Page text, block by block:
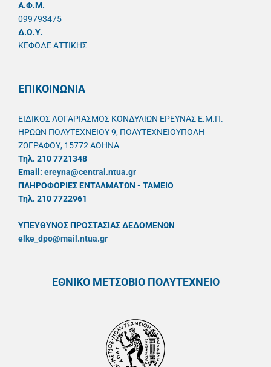
A.Φ.Μ.
099793475
Δ.Ο.Υ.
ΚΕΦΟΔΕ ΑΤΤΙΚΗΣ
ΕΠΙΚΟΙΝΩΝΙΑ
ΕΙΔΙΚΟΣ ΛΟΓΑΡΙΑΣΜΟΣ ΚΟΝΔΥΛΙΩΝ ΕΡΕΥΝΑΣ Ε.Μ.Π.
ΗΡΩΩΝ ΠΟΛΥΤΕΧΝΕΙΟΥ 9, ΠΟΛΥΤΕΧΝΕΙΟΥΠΟΛΗ
ΖΩΓΡΑΦΟΥ, 15772 ΑΘΗΝΑ
Τηλ. 210 7721348
Email: ereyna@central.ntua.gr
ΠΛΗΡΟΦΟΡΙΕΣ ΕΝΤΑΛΜΑΤΩΝ - ΤΑΜΕΙΟ
Τηλ. 210 7722961
ΥΠΕΥΘYΝΟΣ ΠΡΟΣΤΑΣΙΑΣ ΔΕΔΟΜΕΝΩΝ
elke_dpo@mail.ntua.gr
ΕΘΝΙΚΟ ΜΕΤΣΟΒΙΟ ΠΟΛΥΤΕΧΝΕΙΟ